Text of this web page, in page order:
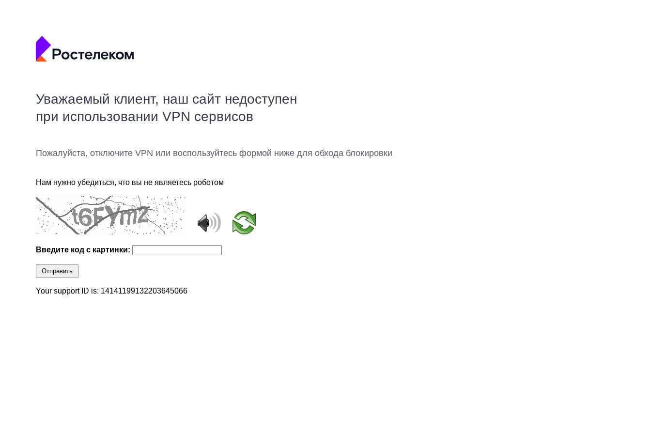
Уважаемый клиент, наш сайт недоступен
при использовании VPN сервисов
Пожалуйста, отключите VPN или воспользуйтесь формой ниже для обхода блокировки
Нам нужно убедиться, что вы не являетесь роботом
Введите код с картинки:
Отправить
Your support ID is: 14141199132203645066